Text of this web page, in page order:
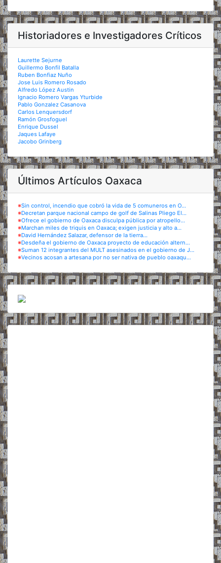
Historiadores e Investigadores Críticos
Laurette Sejurne
Guillermo Bonfil Batalla
Ruben Bonfiaz Nuño
Jose Luis Romero Rosado
Alfredo López Austin
Ignacio Romero Vargas Yturbide
Pablo Gonzalez Casanova
Carlos Lenquersdorf
Ramón Grosfoguel
Enrique Dussel
Jaques Lafaye
Jacobo Grinberg
Últimos Artículos Oaxaca
※Sin control, incendio que cobró la vida de 5 comuneros en O...
※Decretan parque nacional campo de golf de Salinas Pliego El...
※Ofrece el gobierno de Oaxaca disculpa pública por atropello...
※Marchan miles de triquis en Oaxaca; exigen justicia y alto a...
※David Hernández Salazar, defensor de la tierra...
※Desdeña el gobierno de Oaxaca proyecto de educación altern...
※Suman 12 integrantes del MULT asesinados en el gobierno de J...
※Vecinos acosan a artesana por no ser nativa de pueblo oaxaqu...